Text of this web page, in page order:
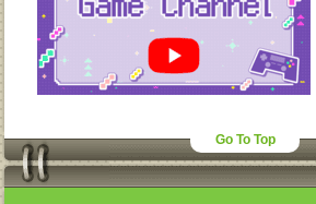
Go To Top